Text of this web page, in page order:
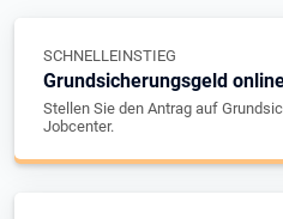
SCHNELLEINSTIEG
Grundsicherungsgeld
Stellen Sie den Antrag auf
Jobcenter.